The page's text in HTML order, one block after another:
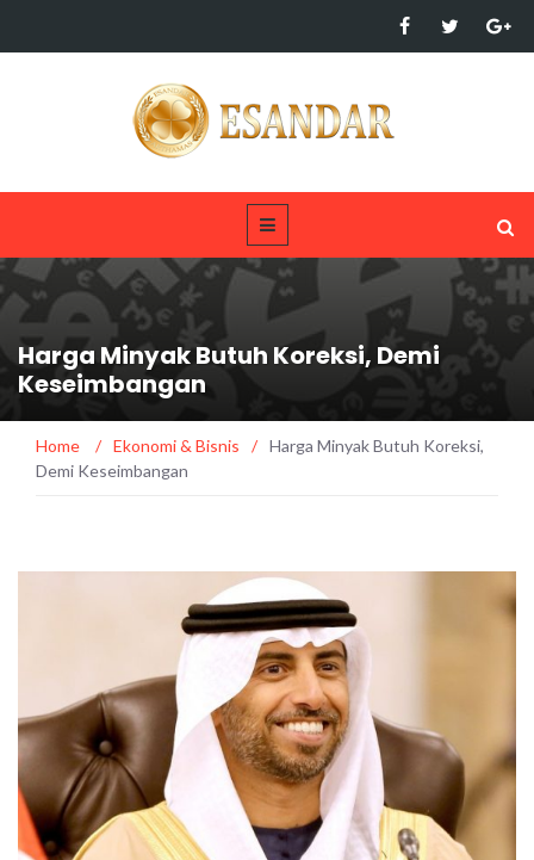
Harga Minyak Butuh Koreksi, Demi
Keseimbangan
Home / Ekonomi & Bisnis / Harga Minyak Butuh Koreksi,
Demi Keseimbangan